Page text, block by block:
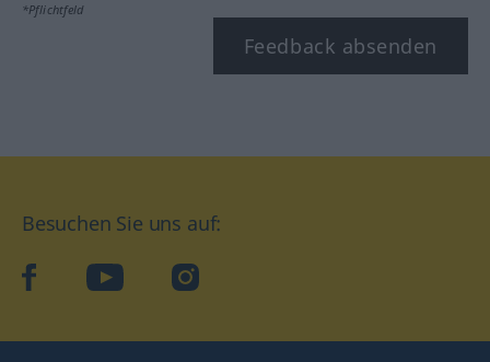
*Pflichtfeld
Feedback absenden
Besuchen Sie uns auf:
facebookYouTube Instagram